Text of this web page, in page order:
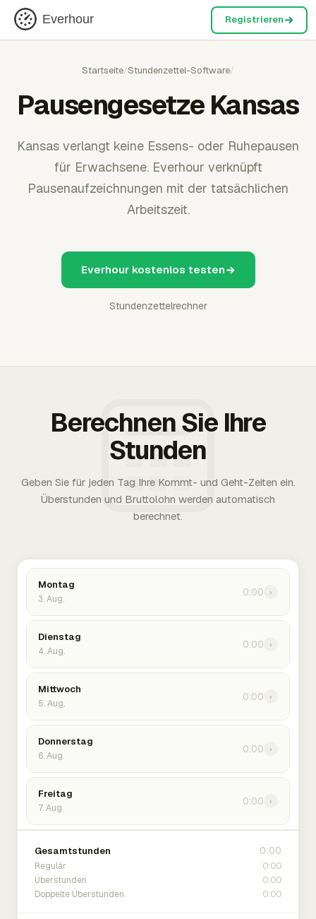
Everhour Registrieren
Startseite/Stundenzettel-Software/
Pausengesetze Kansas
Kansas verlangt keine Essens- oder Ruhepausen
für Erwachsene. Everhour verknüpft
Pausenaufzeichnungen mit der tatsächlichen
Arbeitszeit.
Everhour kostenlos testen
Stundenzettelrechner
Berechnen Sie Ihre
Stunden
Geben Sie für jeden Tag Ihre Kommt- und Geht-Zeiten ein.
Überstunden und Bruttolohn werden automatisch
berechnet.
Montag
3. Aug.
0:00 ›
Dienstag
4. Aug.
0:00 ›
Mittwoch
5. Aug.
0:00 ›
Donnerstag
6. Aug.
0:00 ›
Freitag
7. Aug.
0:00 ›
Gesamtstunden 0:00
Regulär 0:00
Überstunden 0:00
Doppelte Überstunden 0:00